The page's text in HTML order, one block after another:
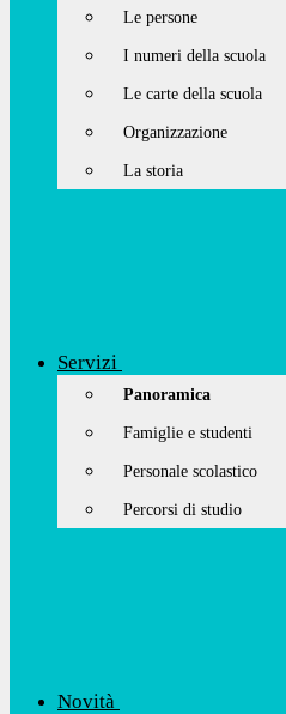
Le persone
I numeri della scuola
Le carte della scuola
Organizzazione
La storia
Servizi
Panoramica
Famiglie e studenti
Personale scolastico
Percorsi di studio
Novità